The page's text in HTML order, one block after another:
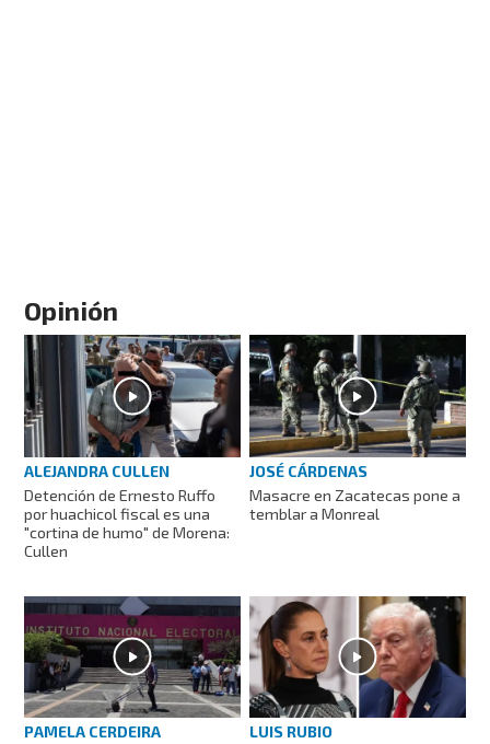
Opinión
ALEJANDRA CULLEN
Detención de Ernesto Ruffo
por huachicol fiscal es una
"cortina de humo" de Morena:
Cullen
JOSÉ CÁRDENAS
Masacre en Zacatecas pone a
temblar a Monreal
PAMELA CERDEIRA
LUIS RUBIO